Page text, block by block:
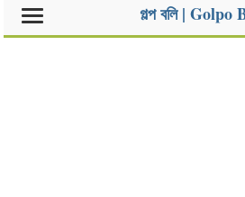
গল্প বলি | Golpo